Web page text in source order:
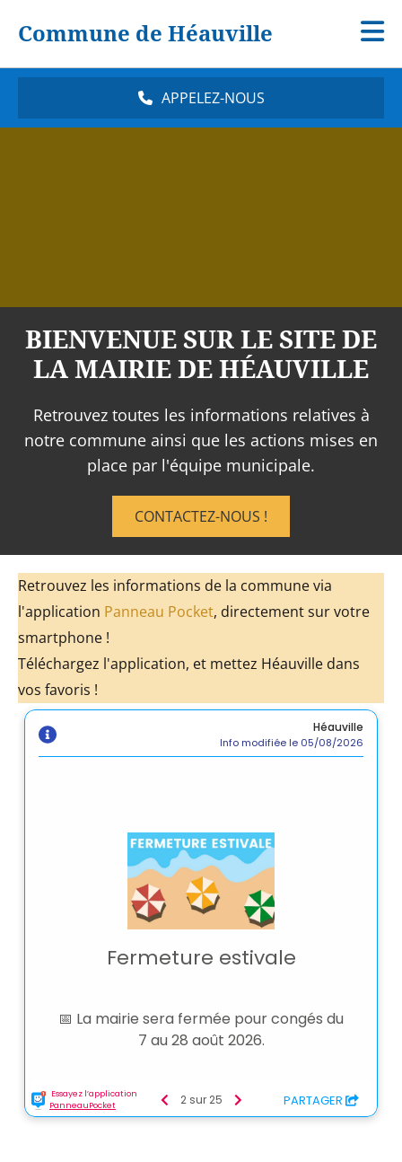
Commune de Héauville
APPELEZ-NOUS
BIENVENUE SUR LE SITE DE
LA MAIRIE DE HÉAUVILLE
Retrouvez toutes les informations relatives à
notre commune ainsi que les actions mises en
place par l'équipe municipale.
CONTACTEZ-NOUS !
Retrouvez les informations de la commune via
l'application Panneau Pocket, directement sur votre
smartphone !
Téléchargez l'application, et mettez Héauville dans
vos favoris !